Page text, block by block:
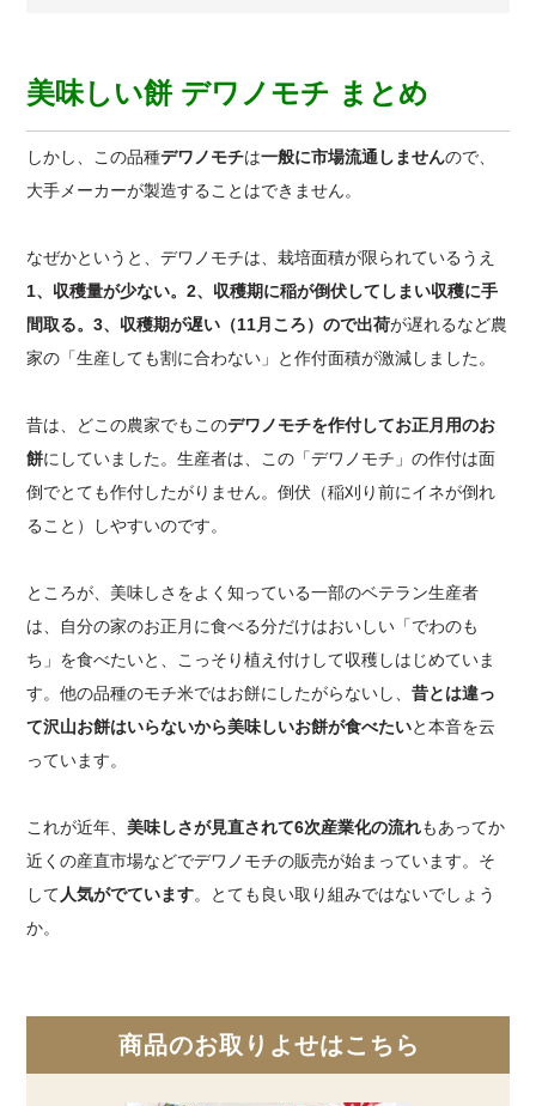
美味しい餅 デワノモチ まとめ
しかし、この品種デワノモチは一般に市場流通しませんので、
大手メーカーが製造することはできません。
なぜかというと、デワノモチは、栽培面積が限られているうえ
1、収穫量が少ない。2、収穫期に稲が倒伏してしまい収穫に手
間取る。3、収穫期が遅い（11月ころ）ので出荷が遅れるなど農
家の「生産しても割に合わない」と作付面積が激減しました。
昔は、どこの農家でもこのデワノモチを作付してお正月用のお
餅にしていました。生産者は、この「デワノモチ」の作付は面
倒でとても作付したがりません。倒伏（稲刈り前にイネが倒れ
ること）しやすいのです。
ところが、美味しさをよく知っている一部のベテラン生産者
は、自分の家のお正月に食べる分だけはおいしい「でわのも
ち」を食べたいと、こっそり植え付けして収穫しはじめていま
す。他の品種のモチ米ではお餅にしたがらないし、昔とは違っ
て沢山お餅はいらないから美味しいお餅が食べたいと本音を云
っています。
これが近年、美味しさが見直されて6次産業化の流れもあってか
近くの産直市場などでデワノモチの販売が始まっています。そ
して 人気がでています。とても良い取り組みではないでしょう
か。
商品のお取りよせはこちら